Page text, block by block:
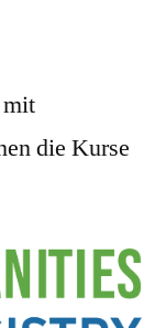
die Kurse